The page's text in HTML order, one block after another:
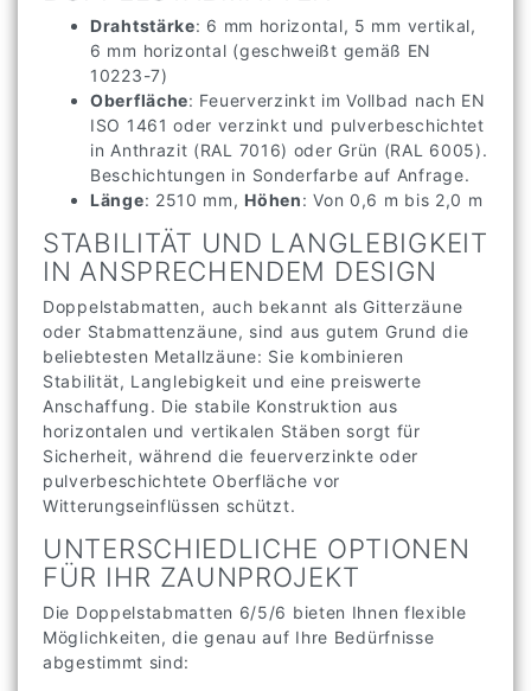
Drahtstärke: 6 mm horizontal, 5 mm vertikal,
6 mm horizontal (geschweißt gemäß EN
10223-7)
Oberfläche: Feuerverzinkt im Vollbad nach EN
ISO 1461 oder verzinkt und pulverbeschichtet
in Anthrazit (RAL 7016) oder Grün (RAL 6005).
Beschichtungen in Sonderfarbe auf Anfrage.
Länge: 2510 mm, Höhen: Von 0,6 m bis 2,0 m
STABILITÄT UND LANGLEBIGKEIT
IN ANSPRECHENDEM DESIGN
Doppelstabmatten, auch bekannt als Gitterzäune
oder Stabmattenzäune, sind aus gutem Grund die
beliebtesten Metallzäune: Sie kombinieren
Stabilität, Langlebigkeit und eine preiswerte
Anschaffung. Die stabile Konstruktion aus
horizontalen und vertikalen Stäben sorgt für
Sicherheit, während die feuerverzinkte oder
pulverbeschichtete Oberfläche vor
Witterungseinflüssen schützt.
UNTERSCHIEDLICHE OPTIONEN
FÜR IHR ZAUNPROJEKT
Die Doppelstabmatten 6/5/6 bieten Ihnen flexible
Möglichkeiten, die genau auf Ihre Bedürfnisse
abgestimmt sind: